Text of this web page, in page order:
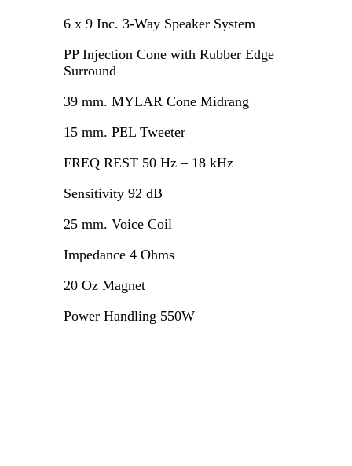
6 x 9 Inc. 3-Way Speaker System
PP Injection Cone with Rubber Edge
Surround
39 mm. MYLAR Cone Midrang
15 mm. PEL Tweeter
FREQ REST 50 Hz – 18 kHz
Sensitivity 92 dB
25 mm. Voice Coil
Impedance 4 Ohms
20 Oz Magnet
Power Handling 550W